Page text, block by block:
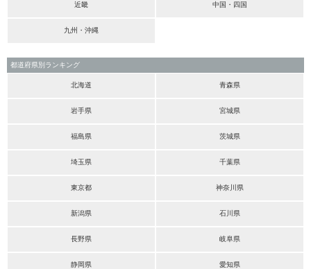
近畿 中国・四国
九州・沖縄
都道府県別ランキング
北海道 青森県
岩手県 宮城県
福島県 茨城県
埼玉県 千葉県
東京都 神奈川県
新潟県 石川県
長野県 岐阜県
静岡県 愛知県